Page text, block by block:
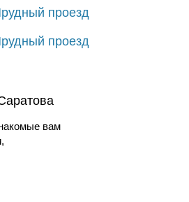
проезд
проезд
вам